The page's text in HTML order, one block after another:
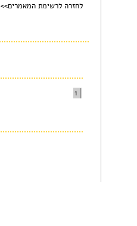
לחזרה לרשימת המאמרים>>
1